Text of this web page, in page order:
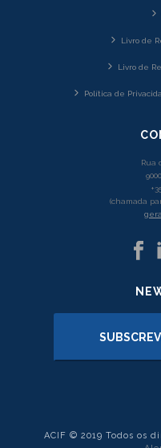
Livro de
Livro de
Política de
Rua
(chamada
ACIF © 2019 Todos os